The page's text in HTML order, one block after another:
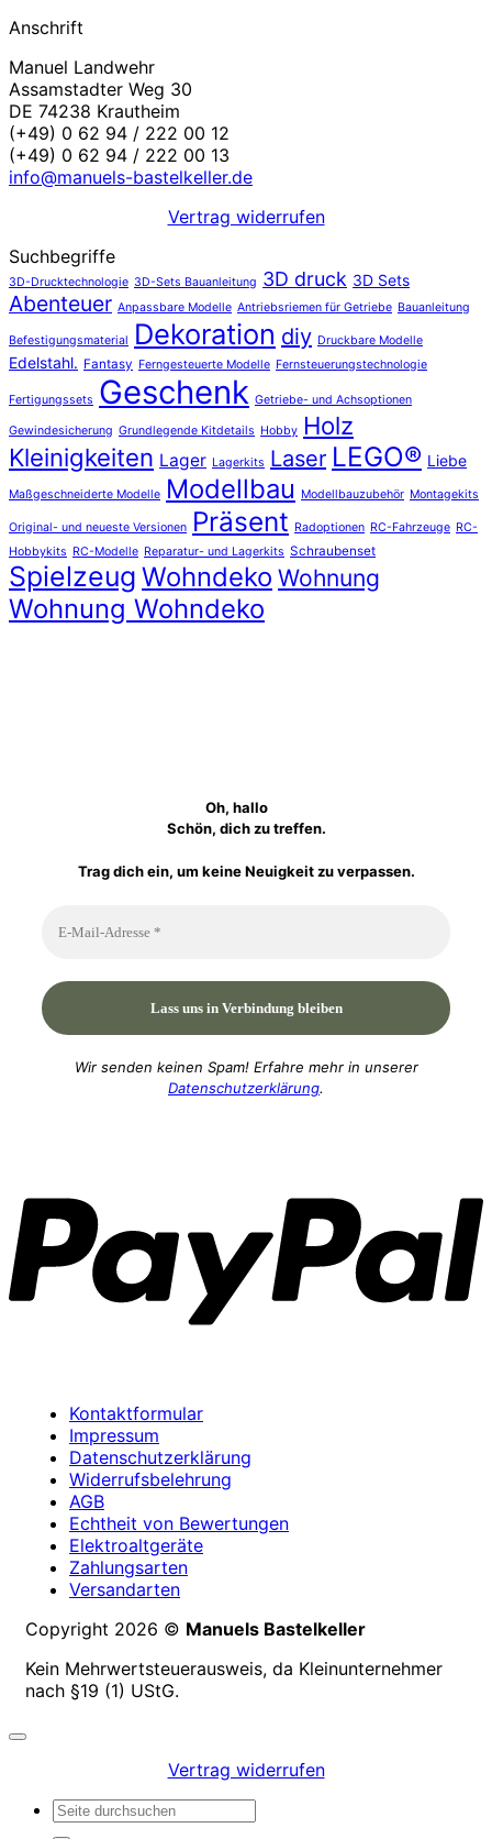
Anschrift
Manuel Landwehr
Assamstadter Weg 30
DE 74238 Krautheim
(+49) 0 62 94 / 222 00 12
(+49) 0 62 94 / 222 00 13
info@manuels-bastelkeller.de
Vertrag widerrufen
Suchbegriffe
3D-Drucktechnologie 3D-Sets Bauanleitung 3D druck 3D Sets
Abenteuer Anpassbare Modelle Antriebsriemen für Getriebe Bauanleitung
Befestigungsmaterial Dekoration diy Druckbare Modelle
Edelstahl. Fantasy Ferngesteuerte Modelle Fernsteuerungstechnologie
Fertigungssets Geschenk Getriebe- und Achsoptionen
Gewindesicherung Grundlegende Kitdetails Hobby Holz
Kleinigkeiten Lager Lagerkits Laser LEGO® Liebe
Maßgeschneiderte Modelle Modellbau Modellbauzubehör Montagekits
Original- und neueste Versionen Präsent Radoptionen RC-Fahrzeuge RC-
Hobbykits RC-Modelle Reparatur- und Lagerkits Schraubenset
Spielzeug Wohndeko Wohnung
Wohnung Wohndeko
Oh, hallo
Schön, dich zu treffen.
Trag dich ein, um keine Neuigkeit zu verpassen.
Wir senden keinen Spam! Erfahre mehr in unserer
Datenschutzerklärung.
Kontaktformular
Impressum
Datenschutzerklärung
Widerrufsbelehrung
AGB
Echtheit von Bewertungen
Elektroaltgeräte
Zahlungsarten
Versandarten
Copyright 2026 © Manuels Bastelkeller
Kein Mehrwertsteuerausweis, da Kleinunternehmer
nach §19 (1) UStG.
Vertrag widerrufen
Suchen